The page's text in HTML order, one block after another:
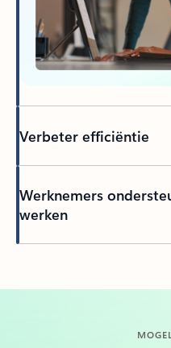
Verbeter efficiëntie
Werknemers
werken